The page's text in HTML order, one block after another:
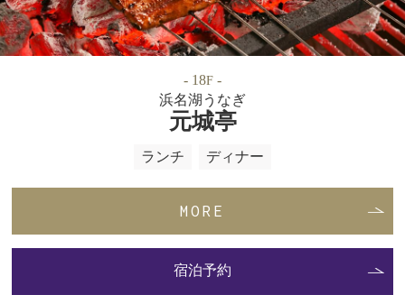
- 18F -
浜名湖うなぎ
元城亭
ランチ ディナー
MORE
宿泊予約